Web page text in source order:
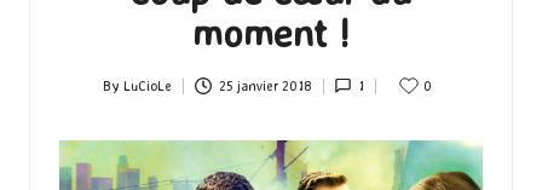
moment !
Posted
By LuCioLe 25 janvier 2018 1 0